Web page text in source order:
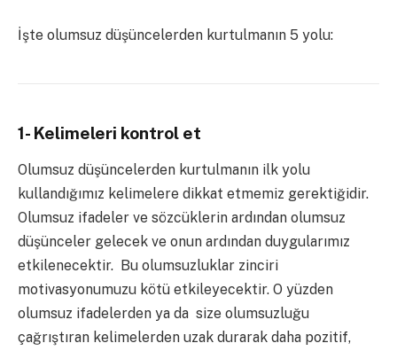
İşte olumsuz düşüncelerden kurtulmanın 5 yolu:
1- Kelimeleri kontrol et
Olumsuz düşüncelerden kurtulmanın ilk yolu
kullandığımız kelimelere dikkat etmemiz gerektiğidir.
Olumsuz ifadeler ve sözcüklerin ardından olumsuz
düşünceler gelecek ve onun ardından duygularımız
etkilenecektir. Bu olumsuzluklar zinciri
motivasyonumuzu kötü etkileyecektir. O yüzden
olumsuz ifadelerden ya da size olumsuzluğu
çağrıştıran kelimelerden uzak durarak daha pozitif,